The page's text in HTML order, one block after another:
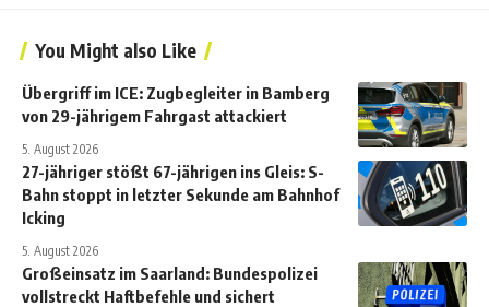
You Might also Like
Übergriff im ICE: Zugbegleiter in Bamberg
von 29-jährigem Fahrgast attackiert
5. August 2026
27-jähriger stößt 67-jährigen ins Gleis: S-
Bahn stoppt in letzter Sekunde am Bahnhof
Icking
5. August 2026
Großeinsatz im Saarland: Bundespolizei
vollstreckt Haftbefehle und sichert